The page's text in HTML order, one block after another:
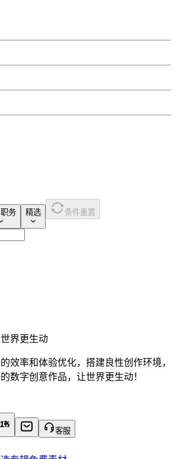
务 精选 条件重置
界更生动
效率和体验优化，搭建良性创作环境，
数字创意作品，让世界更生动！
客服